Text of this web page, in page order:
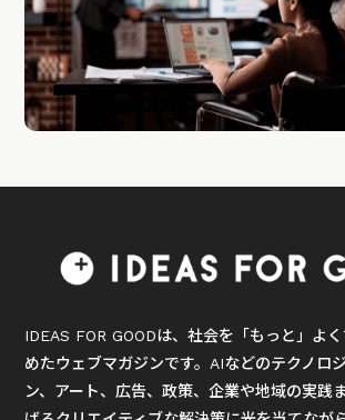
IDEAS FOR GOODは、社会を「もっと」よ
めたウェブマガジンです。AIなどのテクノロ
ン、アート、広告、政策、企業や地域の実践